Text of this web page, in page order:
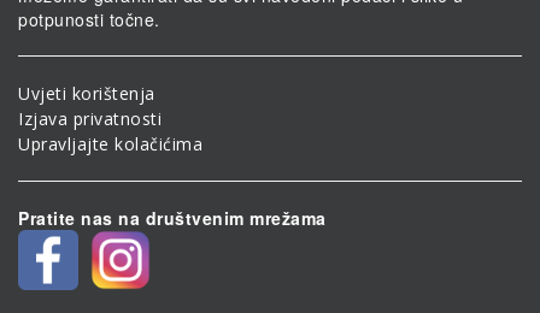
potpunosti točne.
Uvjeti korištenja
Izjava privatnosti
Upravljajte kolačićima
Pratite nas na društvenim mrežama